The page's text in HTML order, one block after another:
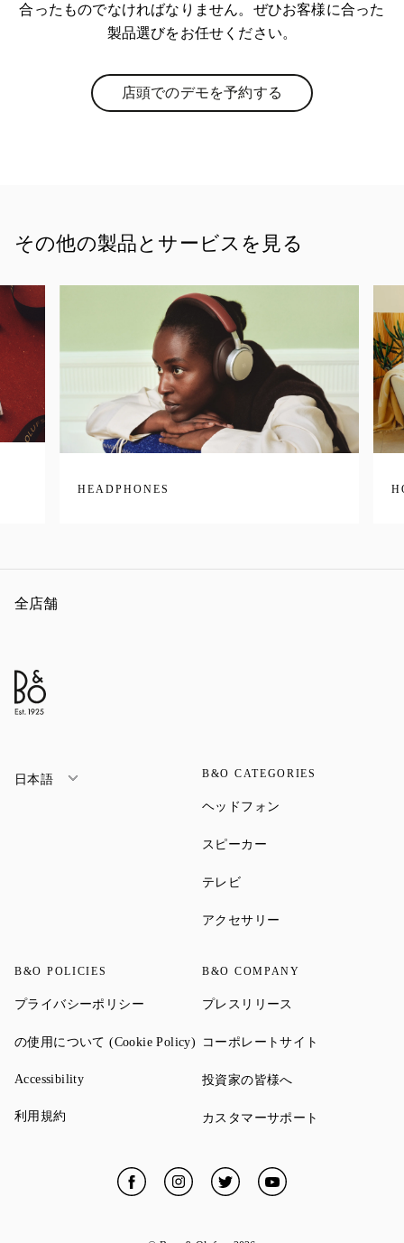
合ったものでなければなりません。ぜひお客様に合った
製品選びをお任せください。
店頭でのデモを予約する
Link Opens in New Tab
その他の製品とサービスを見る
HEADPHONES
全店舗
日本語 B&O CATEGORIES
ヘッドフォン
スピーカー
テレビLink Opens in New Tab
アクセサリー
B&O POLICIES
プライバシーポリシー Link Opens in New Tab
の使用について (Cookie Policy) Link Opens in New Tab
AccessibilityLink Opens in New Tab
利用規約
B&O COMPANY
プレスリリース
コーポレートサイト
投資家の皆様へ
カスタマーサポート
FacebookLink Opens in New Tab
InstagramLink Opens in New Tab
TwitterLink Opens in New Tab
YouTubeLink Opens in New